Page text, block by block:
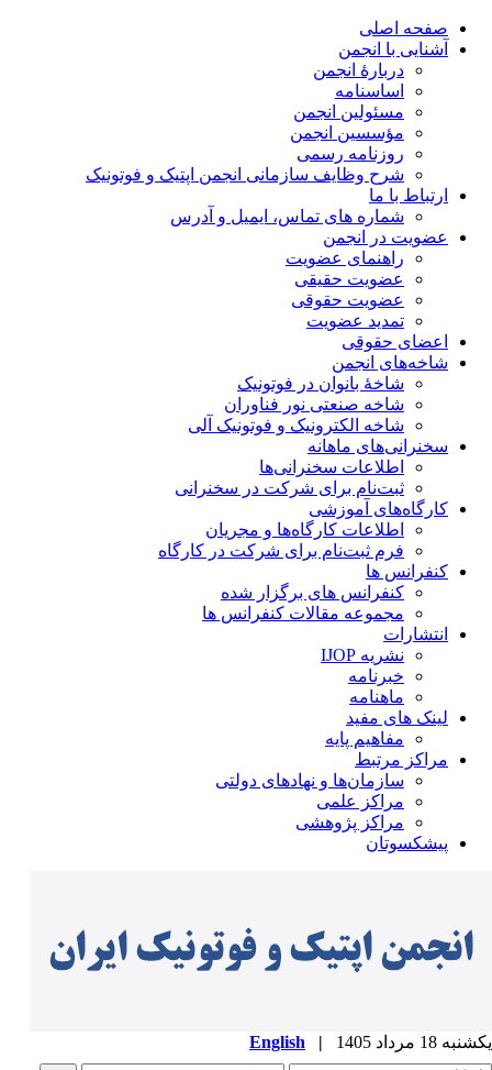
صفحه اصلی
آشنایی با انجمن
دربارۀ انجمن
اساسنامه
مسئولین انجمن
مؤسسین انجمن
روزنامه رسمی
شرح وظایف سازمانی انجمن اپتیک و فوتونیک
ارتباط با ما
شماره های تماس، ایمیل و آدرس
عضویت در انجمن
راهنمای عضویت
عضویت حقیقی
عضویت حقوقی
تمدید عضویت
اعضای حقوقی
شاخه‌های انجمن
شاخۀ بانوان در فوتونیک
شاخه صنعتی نور فناوران
شاخه‌ الکترونیک و فوتونیک آلی
سخنرانی‌های ماهانه
اطلاعات سخنرانی‌‌ها
ثبت‌نام برای شرکت در سخنرانی
کارگاه‌های آموزشی
اطلاعات کارگاه‌ها و مجریان
فرم ثبت‌نام برای شرکت در کارگاه
کنفرانس ها
کنفرانس های برگزار شده
مجموعه مقالات کنفرانس ها
انتشارات
نشریه IJOP
خبرنامه
ماهنامه
لینک های مفید
مفاهیم پایه
مراکز مرتبط
سازمان‌ها و نهادهای دولتی
مراکز علمی
مراکز پژوهشی
پیشکسوتان
18 مرداد 1405 |
English